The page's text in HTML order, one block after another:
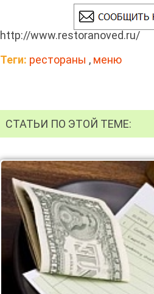
http://www.restoranoved.ru/
Теги: рестораны , меню
СТАТЬИ ПО ЭТОЙ ТЕМЕ: